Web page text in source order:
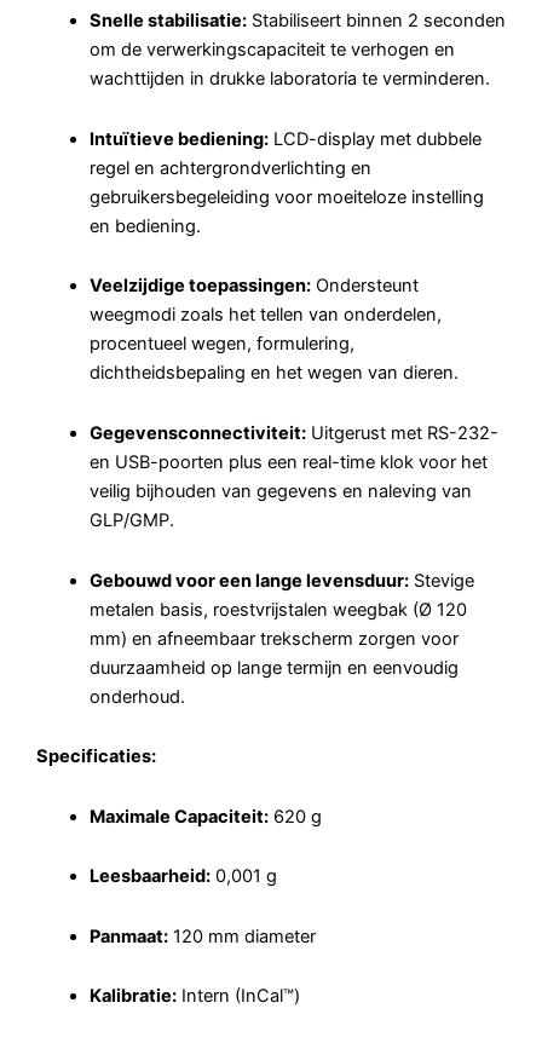
Snelle stabilisatie:Stabiliseert binnen 2 seconden
om de verwerkingscapaciteit te verhogen en
wachttijden in drukke laboratoria te verminderen.
Intuïtieve bediening:LCD-display met dubbele
regel en achtergrondverlichting en
gebruikersbegeleiding voor moeiteloze instelling
en bediening.
Veelzijdige toepassingen:Ondersteunt
weegmodi zoals het tellen van onderdelen,
procentueel wegen, formulering,
dichtheidsbepaling en het wegen van dieren.
Gegevensconnectiviteit:Uitgerust met RS-232-
en USB-poorten plus een real-time klok voor het
veilig bijhouden van gegevens en naleving van
GLP/GMP.
Gebouwd voor een lange levensduur:Stevige
metalen basis, roestvrijstalen weegbak (Ø 120
mm) en afneembaar trekscherm zorgen voor
duurzaamheid op lange termijn en eenvoudig
onderhoud.
Specificaties:
Maximale Capaciteit:620 g
Leesbaarheid:0,001 g
Panmaat:120 mm diameter
Kalibratie:Intern (InCal™)